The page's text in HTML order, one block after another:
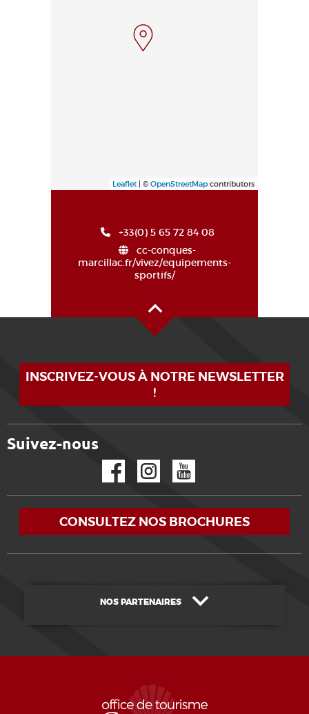
Leaflet| © OpenStreetMap contributors
+33(0) 5 65 72 84 08
cc-conques-
marcillac.fr/vivez/equipements-
sportifs/
INSCRIVEZ-VOUS À NOTRE NEWSLETTER
!
Suivez-nous
CONSULTEZ NOS BROCHURES
NOS PARTENAIRES